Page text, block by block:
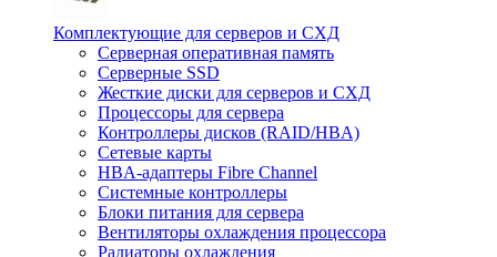
Комплектующие для серверов и СХД
Серверная оперативная память
Серверные SSD
Жесткие диски для серверов и СХД
Процессоры для сервера
Контроллеры дисков (RAID/HBA)
Сетевые карты
HBA-адаптеры Fibre Channel
Системные контроллеры
Блоки питания для сервера
Вентиляторы охлаждения процессора
Радиаторы охлаждения